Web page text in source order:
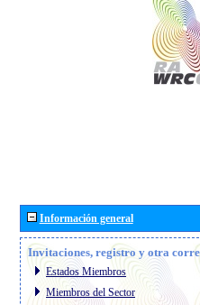
Información general
Invitaciones, registro y otra
Estados Miembros
Miembros del Sector